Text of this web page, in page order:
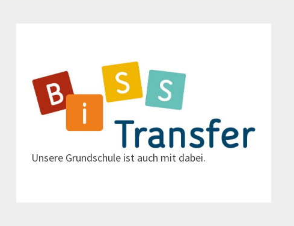
Unsere Grundschule ist auch mit dabei.